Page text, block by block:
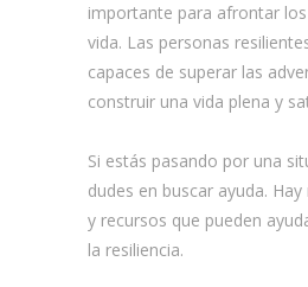
importante para afrontar
vida. Las personas
capaces de superar las
construir una vida plena y
Si estás pasando por una
dudes en buscar ayuda.
y recursos que pueden
la resiliencia.